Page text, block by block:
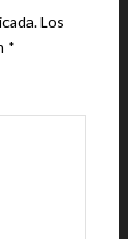
Los
*